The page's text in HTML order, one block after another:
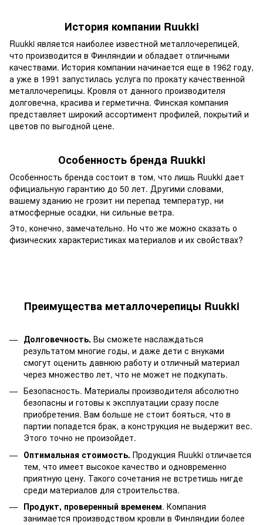
История компании Ruukki
Ruukki является наиболее известной металлочерепицей,
что производится в Финляндии и обладает отличными
качествами. История компании начинается еще в 1962 году,
а уже в 1991 запустилась услуга по прокату качественной
металлочерепицы. Кровля от данного производителя
долговечна, красива и герметична. Финская компания
представляет широкий ассортимент профилей, покрытий и
цветов по выгодной цене.
Особенность бренда Ruukki
Особенность бренда состоит в том, что лишь Ruukki дает
официальную гарантию до 50 лет. Другими словами,
вашему зданию не грозит ни перепад температур, ни
атмосферные осадки, ни сильные ветра.
Это, конечно, замечательно. Но что же можно сказать о
физических характеристиках материалов и их свойствах?
Преимущества металлочерепицы Ruukki
Долговечность. Вы сможете наслаждаться
результатом многие годы, и даже дети с внуками
смогут оценить давнюю работу и отличный материал
через множество лет, что не может не подкупать.
Безопасность. Материалы производителя абсолютно
безопасны и готовы к эксплуатации сразу после
приобретения. Вам больше не стоит бояться, что в
партии попадется брак, а конструкция не выдержит вес.
Этого точно не произойдет.
Оптимальная стоимость. Продукция Ruukki отличается
тем, что имеет высокое качество и одновременно
приятную цену. Такого сочетания не встретишь нигде
среди материалов для строительства.
Продукт, проверенный временем. Компания
занимается производством кровли в Финляндии более